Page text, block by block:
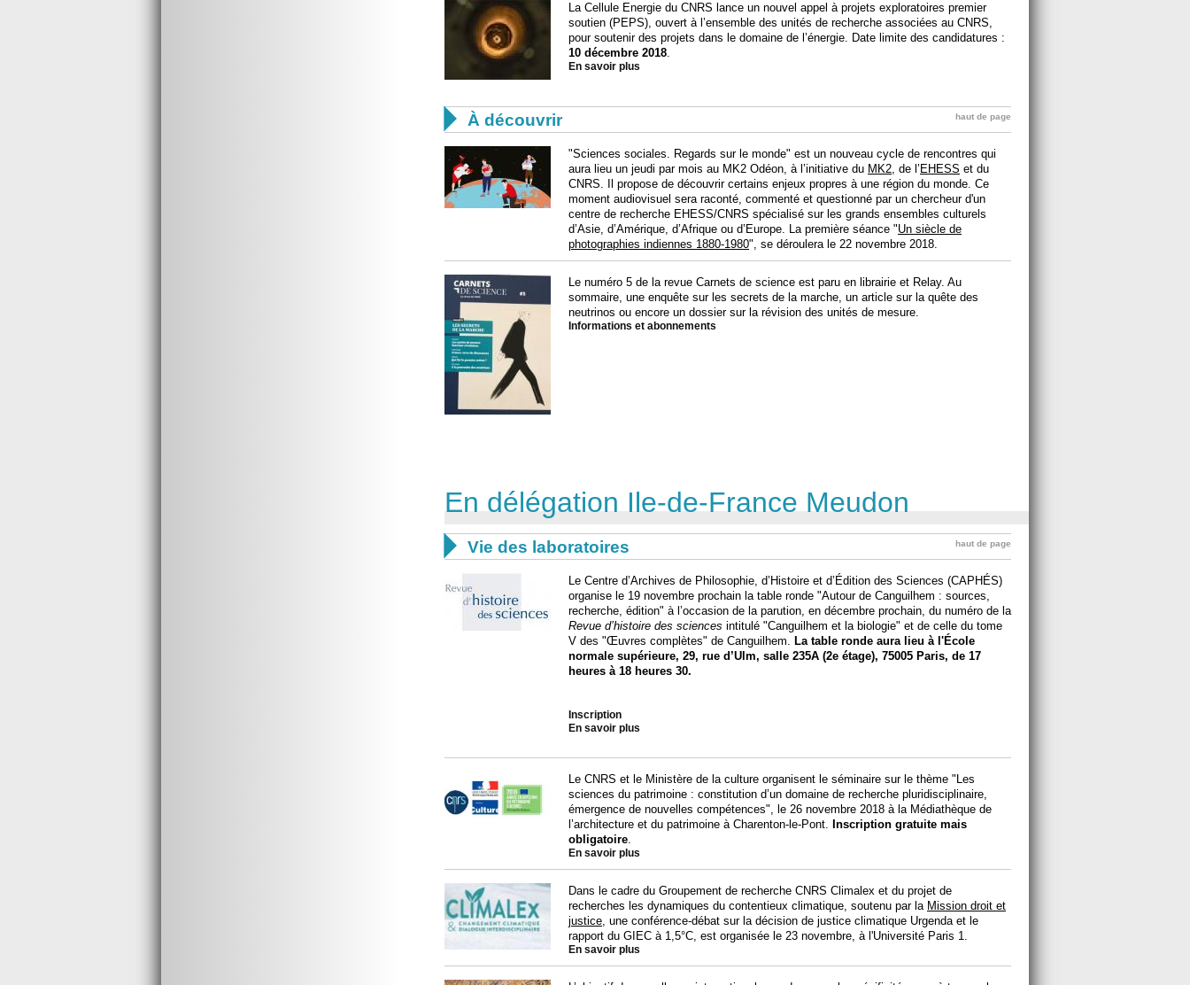
La Cellule Energie du CNRS lance un nouvel appel à projets exploratoires premier
soutien (PEPS), ouvert à l’ensemble des unités de recherche associées au CNRS,
pour soutenir des projets dans le domaine de l’énergie. Date limite des candidatures :
10 décembre 2018.
En savoir plus
 À découvrir haut de page
"Sciences sociales. Regards sur le monde" est un nouveau cycle de rencontres qui
aura lieu un jeudi par mois au MK2 Odéon, à l’initiative du MK2, de l’ EHESS et du
CNRS. Il propose de découvrir certains enjeux propres à une région du monde. Ce
moment audiovisuel sera raconté, commenté et questionné par un chercheur d'un
centre de recherche EHESS/CNRS spécialisé sur les grands ensembles culturels
d’Asie, d’Amérique, d’Afrique ou d’Europe. La première séance "Un siècle de
photographies indiennes 1880-1980", se déroulera le 22 novembre 2018.
Le numéro 5 de la revue Carnets de science est paru en librairie et Relay. Au
sommaire, une enquête sur les secrets de la marche, un article sur la quête des
neutrinos ou encore un dossier sur la révision des unités de mesure.
Informations et abonnements
En délégation Ile-de-France Meudon
 Vie des laboratoires haut de page
Le Centre d’Archives de Philosophie, d’Histoire et d’Édition des Sciences (CAPHÉS)
organise le 19 novembre prochain la table ronde "Autour de Canguilhem : sources,
recherche, édition" à l’occasion de la parution, en décembre prochain, du numéro de la
Revue d’histoire des sciences intitulé "Canguilhem et la biologie" et de celle du tome
V des "Œuvres complètes" de Canguilhem. La table ronde aura lieu à l'École
normale supérieure, 29, rue d’Ulm, salle 235A (2e étage), 75005 Paris, de 17
heures à 18 heures 30.
Inscription
En savoir plus
Le CNRS et le Ministère de la culture organisent le séminaire sur le thème "Les
sciences du patrimoine : constitution d’un domaine de recherche pluridisciplinaire,
émergence de nouvelles compétences", le 26 novembre 2018 à la Médiathèque de
l’architecture et du patrimoine à Charenton-le-Pont. Inscription gratuite mais
obligatoire.
En savoir plus
Dans le cadre du Groupement de recherche CNRS Climalex et du projet de
recherches les dynamiques du contentieux climatique, soutenu par la Mission droit et
justice, une conférence-débat sur la décision de justice climatique Urgenda et le
rapport du GIEC à 1,5°C, est organisée le 23 novembre, à l'Université Paris 1.
En savoir plus